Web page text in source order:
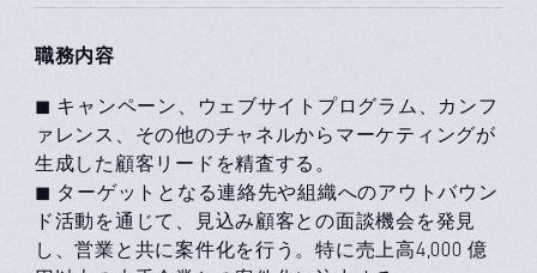
職務内容
◼ キャンペーン、ウェブサイトプログラム、カンフ
ァレンス、その他のチャネルからマーケティングが
生成した顧客リードを精査する。
◼ ターゲットとなる連絡先や組織へのアウトバウン
ド活動を通じて、見込み顧客との⾯談機会を発見
し、営業と共に案件化を⾏う。特に売上高4,000 億